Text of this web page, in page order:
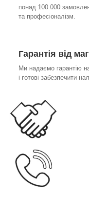
понад 100 000
та професіоналізм.
Гарантія від
Ми надаємо гарантію
і готові забезпечити